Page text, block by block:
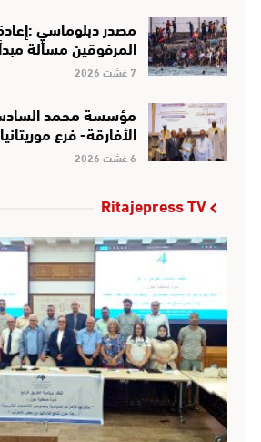
مصدر دبلوماسي
المرفوقين مسألة
7 غشت 2026
مؤسسة محمد
الأفارقة- فرع
6 غشت 2026
Ritajepress TV